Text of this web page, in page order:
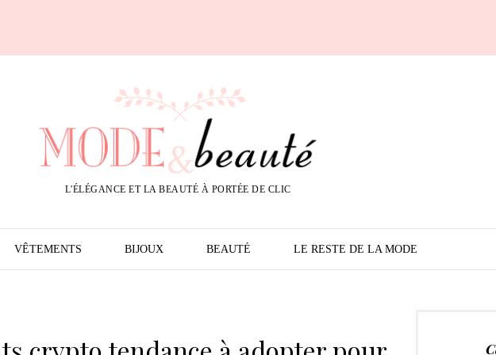
L'ÉLÉGANCE ET LA BEAUTÉ À PORTÉE DE CLIC
VÊTEMENTS BIJOUX BEAUTÉ LE RESTE DE LA MODE